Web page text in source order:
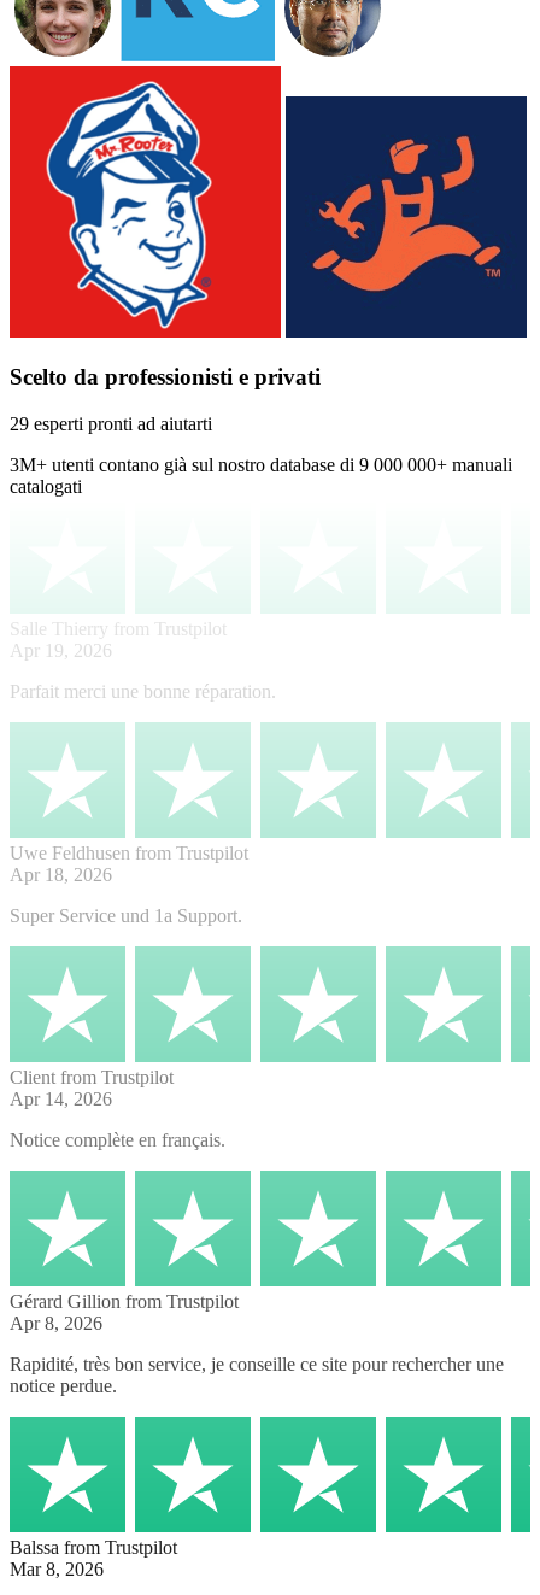
Scelto da professionisti e privati
29 esperti pronti ad aiutarti
3M+ utenti contano già sul nostro database di 9 000 000+ manuali
catalogati
Salle Thierry from Trustpilot
Apr 19, 2026
Parfait merci une bonne réparation.
Uwe Feldhusen from Trustpilot
Apr 18, 2026
Super Service und 1a Support.
Client from Trustpilot
Apr 14, 2026
Notice complète en français.
Gérard Gillion from Trustpilot
Apr 8, 2026
Rapidité, très bon service, je conseille ce site pour rechercher une
notice perdue.
Balssa from Trustpilot
Mar 8, 2026